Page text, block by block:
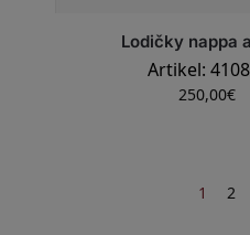
Lodičky nappa
Artikel:
250,00€
1 2